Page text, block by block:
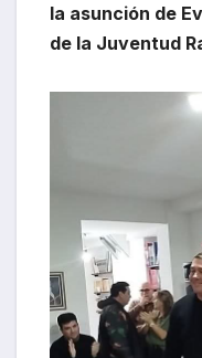
la asunción de
de la Juventud